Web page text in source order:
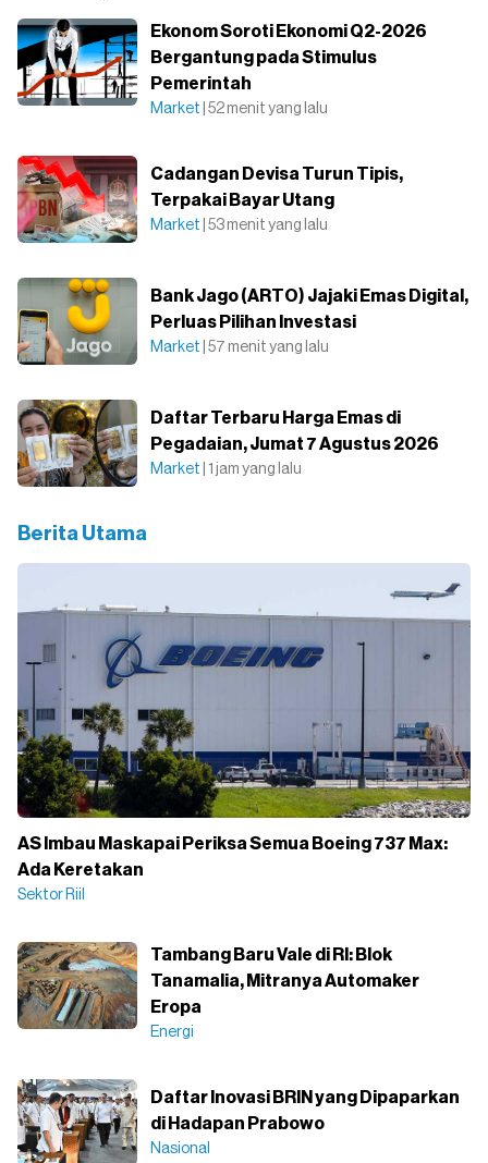
Ekonom Soroti Ekonomi Q2-2026
Bergantung pada Stimulus
Pemerintah
Market | 52 menit yang lalu
Cadangan Devisa Turun Tipis,
Terpakai Bayar Utang
Market | 53 menit yang lalu
Bank Jago (ARTO) Jajaki Emas Digital,
Perluas Pilihan Investasi
Market | 57 menit yang lalu
Daftar Terbaru Harga Emas di
Pegadaian, Jumat 7 Agustus 2026
Market | 1 jam yang lalu
Berita Utama
AS Imbau Maskapai Periksa Semua Boeing 737 Max:
Ada Keretakan
Sektor Riil
Tambang Baru Vale di RI: Blok
Tanamalia, Mitranya Automaker
Eropa
Energi
Daftar Inovasi BRIN yang Dipaparkan
di Hadapan Prabowo
Nasional